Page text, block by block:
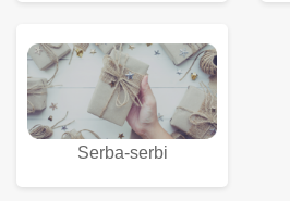
Serba-serbi